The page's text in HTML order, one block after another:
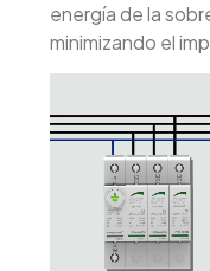
energía de la
minimizando el